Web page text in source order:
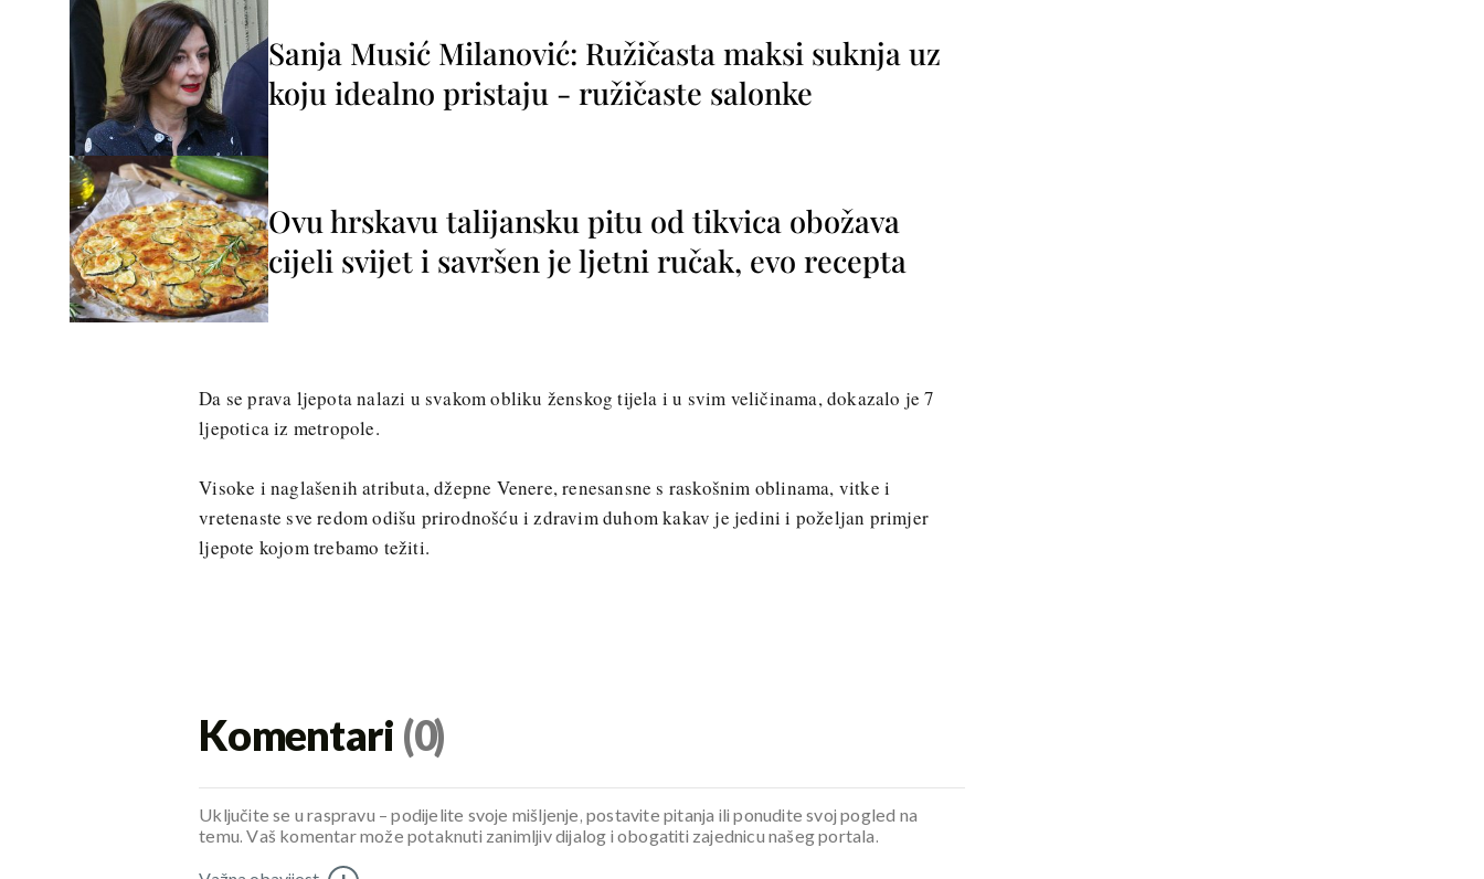
Sanja Musić Milanović: Ružičasta maksi suknja uz
koju idealno pristaju - ružičaste salonke
Ovu hrskavu talijansku pitu od tikvica obožava
cijeli svijet i savršen je ljetni ručak, evo recepta
Da se prava ljepota nalazi u svakom obliku ženskog tijela i u svim veličinama, dokazalo je 7
ljepotica iz metropole.
Visoke i naglašenih atributa, džepne Venere, renesansne s raskošnim oblinama, vitke i
vretenaste sve redom odišu prirodnošću i zdravim duhom kakav je jedini i poželjan primjer
ljepote kojom trebamo težiti.
Komentari (0)
Uključite se u raspravu – podijelite svoje mišljenje, postavite pitanja ili ponudite svoj pogled na
temu. Vaš komentar može potaknuti zanimljiv dijalog i obogatiti zajednicu našeg portala.